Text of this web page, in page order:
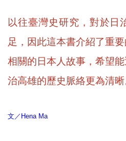
以往臺灣史研究，對於日
足，因此這本書介紹了重
相關的日本人故事，希望
治高雄的歷史脈絡更為清晰
文／Hena Ma